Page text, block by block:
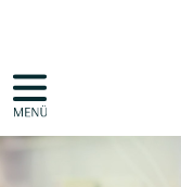
NAVIGATION